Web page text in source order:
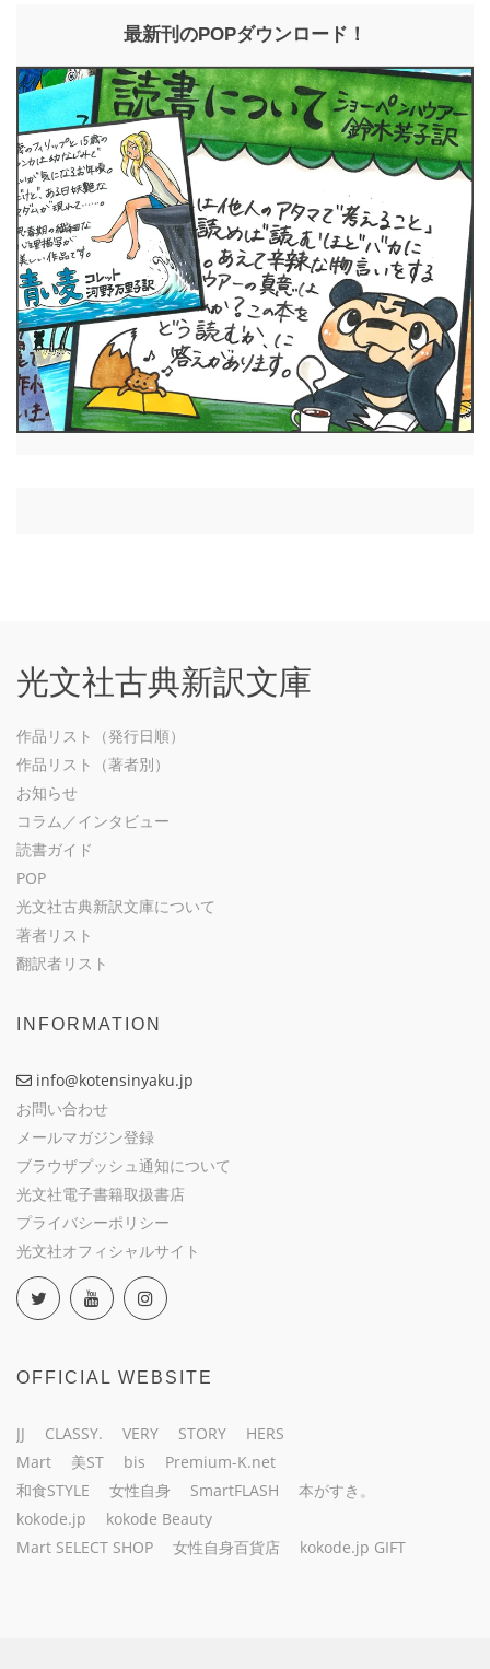
最新刊のPOPダウンロード！
光文社古典新訳文庫
作品リスト（発行日順）
作品リスト（著者別）
お知らせ
コラム／インタビュー
読書ガイド
POP
光文社古典新訳文庫について
著者リスト
翻訳者リスト
INFORMATION
info@kotensinyaku.jp
お問い合わせ
メールマガジン登録
ブラウザプッシュ通知について
光文社電子書籍取扱書店
プライバシーポリシー
光文社オフィシャルサイト
OFFICIAL WEBSITE
JJ CLASSY. VERY STORY
HERS
Mart
美ST bis
Premium-K.net
和食STYLE
女性自身 SmartFLASH
本がすき。
kokode.jp
kokode Beauty
Mart SELECT SHOP
女性自身百貨店 kokode.jp GIFT